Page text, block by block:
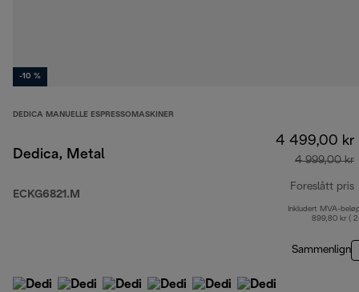
-10 %
DEDICA MANUELLE ESPRESSOMASKINER
Dedica, Metal
ECKG6821.M
4 499,00 kr
4 999,00 kr
Foreslått pris
Inkludert MVA-
899,80 kr (
Sammenlign